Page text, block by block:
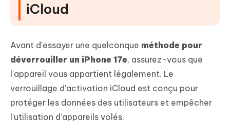
iCloud
Avant d'essayer une quelconque méthode pour
déverrouiller un iPhone 17e, assurez-vous que
l'appareil vous appartient légalement. Le
verrouillage d'activation iCloud est conçu pour
protéger les données des utilisateurs et empêcher
l'utilisation d'appareils volés.